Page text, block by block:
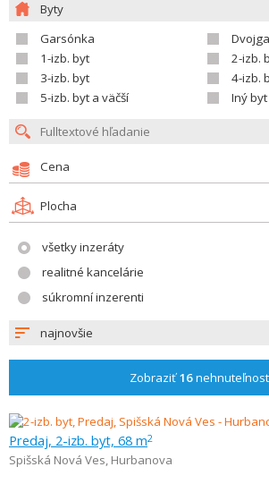
Byty
Garsónka
1-izb. byt
2-izb.
3-izb. byt
4-izb.
5-izb. byt a väčší
Iný byt
Cena
Plocha
všetky inzeráty
realitné kancelárie
súkromní inzerenti
najnovšie
Zobraziť16
Predaj, 2-izb. byt, 68 m2
Spišská Nová Ves, Hurbanova